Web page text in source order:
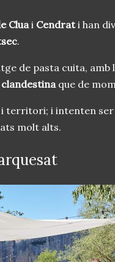
Cluai Cendrati han
.
de pasta cuita,
que de
territori; i intenten
molt alts.